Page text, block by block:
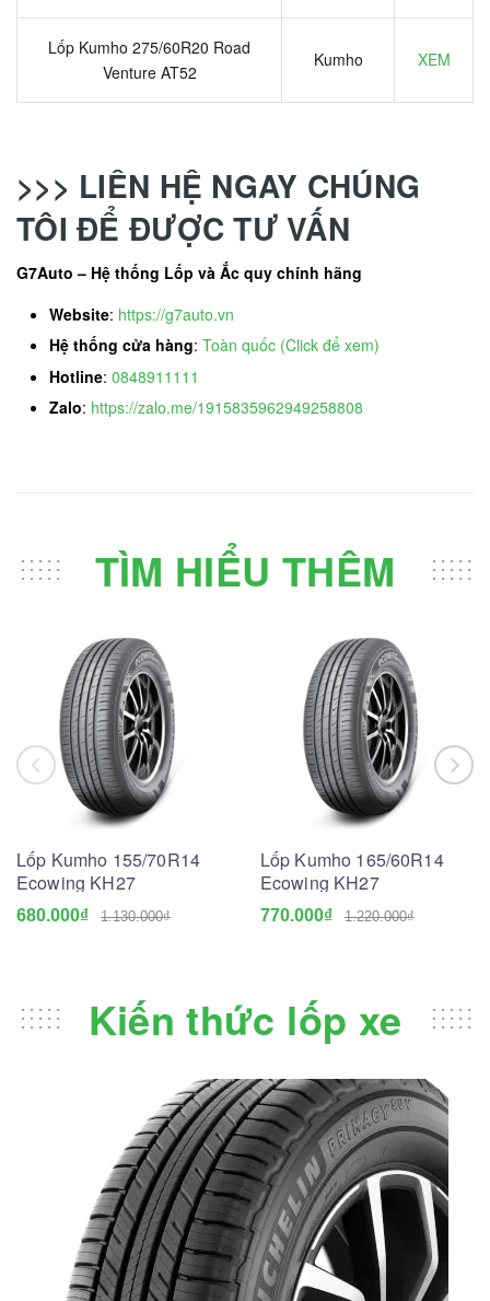
Lốp Kumho 275/60R20 Road
Venture AT52
Kumho XEM
>>> LIÊN HỆ NGAY CHÚNG
TÔI ĐỂ ĐƯỢC TƯ VẤN
G7Auto – Hệ thống Lốp và Ắc quy chính hãng
Website: https://g7auto.vn
Hệ thống cửa hàng: Toàn quốc (Click để xem)
Hotline: 0848911111
Zalo: https://zalo.me/1915835962949258808
TÌM HIỂU THÊM
Lốp Kumho 155/70R14
Ecowing KH27
680.000₫ 1.130.000₫
Lốp Kumho 165/60R14
Ecowing KH27
770.000₫ 1.220.000₫
Kiến thức lốp xe